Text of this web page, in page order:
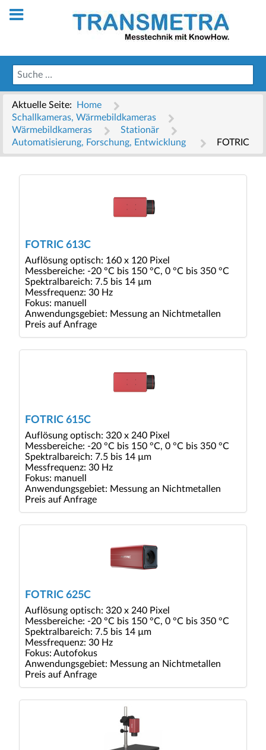
Aktuelle Seite:
Home
Schallkameras, Wärmebildkameras
Wärmebildkameras
Stationär
Automatisierung, Forschung, Entwicklung
FOTRIC
FOTRIC 613C
Auflösung optisch: 160 x 120 Pixel
Messbereiche: -20 °C bis 150 °C, 0 °C bis 350 °C
Spektralbareich: 7.5 bis 14 µm
Messfrequenz: 30 Hz
Fokus: manuell
Anwendungsgebiet: Messung an Nichtmetallen
Preis auf Anfrage
FOTRIC 615C
Auflösung optisch: 320 x 240 Pixel
Messbereiche: -20 °C bis 150 °C, 0 °C bis 350 °C
Spektralbareich: 7.5 bis 14 µm
Messfrequenz: 30 Hz
Fokus: manuell
Anwendungsgebiet: Messung an Nichtmetallen
Preis auf Anfrage
FOTRIC 625C
Auflösung optisch: 320 x 240 Pixel
Messbereiche: -20 °C bis 150 °C, 0 °C bis 350 °C
Spektralbareich: 7.5 bis 14 µm
Messfrequenz: 30 Hz
Fokus: Autofokus
Anwendungsgebiet: Messung an Nichtmetallen
Preis auf Anfrage